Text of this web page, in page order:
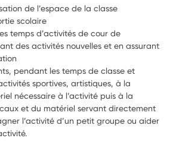
de l’espace de la classe
scolaire
temps d’activités de cour de
des activités nouvelles et en assurant
pendant les temps de classe et
sportives, artistiques, à la
nécessaire à l’activité puis à la
et du matériel servant directement
l’activité d’un petit groupe ou aider